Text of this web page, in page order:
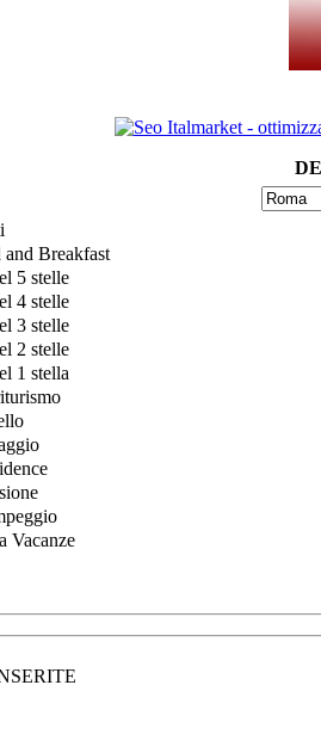
and Breakfast
5 stelle
4 stelle
3 stelle
2 stelle
1 stella
Vacanze